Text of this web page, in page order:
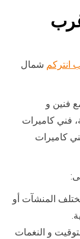
انتركم شمال
فنين و
فني كاميرات
كاميرات
المنشآت أو
و النغمات